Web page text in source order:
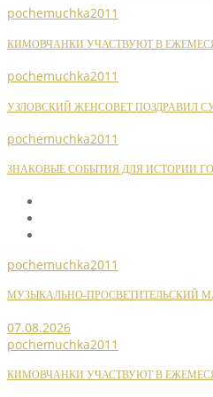
pochemuchka2011
КИМОВЧАНКИ УЧАСТВУЮТ В
pochemuchka2011
УЗЛОВСКИЙ ЖЕНСОВЕТ ПОЗДРАВИЛ
pochemuchka2011
ЗНАКОВЫЕ СОБЫТИЯ ДЛЯ ИСТОРИИ
pochemuchka2011
МУЗЫКАЛЬНО-ПРОСВЕТИТЕЛЬСКИЙ
07.08.2026
pochemuchka2011
КИМОВЧАНКИ УЧАСТВУЮТ В